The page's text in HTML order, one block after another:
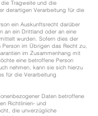
Tragweite und die
derartigen Verarbeitung für die
ein Auskunftsrecht darüber
an ein Drittland oder an eine
wurden. Sofern dies der
im Übrigen das Recht zu,
im Zusammenhang mit
eine betroffene Person
nehmen, kann sie sich hierzu
für die Verarbeitung
Daten betroffene
Richtlinien- und
die unverzügliche